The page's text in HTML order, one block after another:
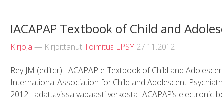
IACAPAP Textbook of Child and
Kirjoja — KirjoittanutToimitus LPSY 27.11.2012
Rey JM (editor). IACAPAP e-Textbook of Child and
International Association for Child and Adolescent
2012.Ladattavissa vapaasti verkosta IACAPAP’s electronic